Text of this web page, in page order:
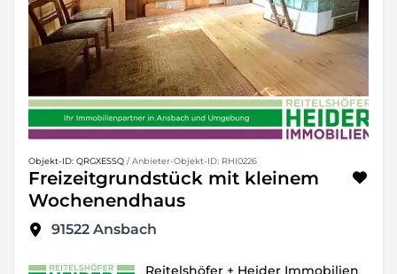
Objekt-ID: QRGXESSQ / Anbieter-Objekt-ID: RHI0226
Freizeitgrundstück mit kleinem
Wochenendhaus
91522 Ansbach
Reitelshöfer + Heider Immobilien